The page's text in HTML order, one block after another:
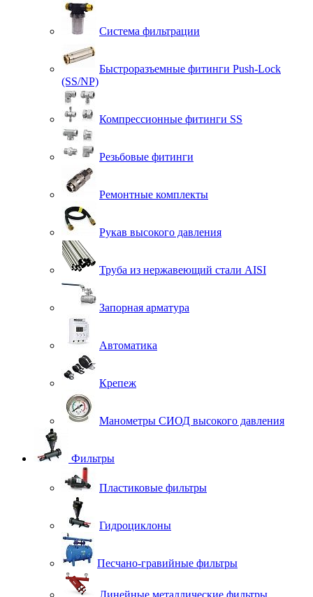
Система фильтрации
Быстроразъемные фитинги Push-Lock
(SS/NP)
Компрессионные фитинги SS
Резьбовые фитинги
Ремонтные комплекты
Рукав высокого давления
Труба из нержавеющий стали AISI
Запорная арматура
Автоматика
Крепеж
Манометры СИОД высокого давления
Фильтры
Пластиковые фильтры
Гидроциклоны
Песчано-гравийные фильтры
Линейные металлические фильтры